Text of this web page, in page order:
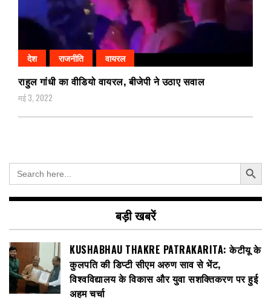
देश राजनीति वायरल
राहुल गांधी का वीडियो वायरल, बीजेपी ने उठाए सवाल
मई 3, 2022
Search
for:
Search Button
बड़ी खबरें
KUSHABHAU THAKRE PATRAKARITA: केटीयू के
कुलपति की डिप्टी सीएम अरुण साव से भेंट,
विश्वविद्यालय के विकास और युवा सशक्तिकरण पर हुई
अहम चर्चा